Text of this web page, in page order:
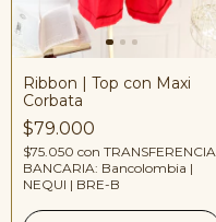
Ribbon | Top con Maxi
Corbata
$79.000
$75.050 con TRANSFERENCIA
BANCARIA: Bancolombia |
NEQUI | BRE-B